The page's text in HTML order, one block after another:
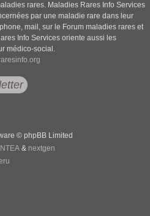
rares. Maladies Rares Info Services
par une maladie rare dans leur
mail, sur le Forum maladies rares et
Info Services oriente aussi les
médico-social.
© phpBB Limited
& nextgen